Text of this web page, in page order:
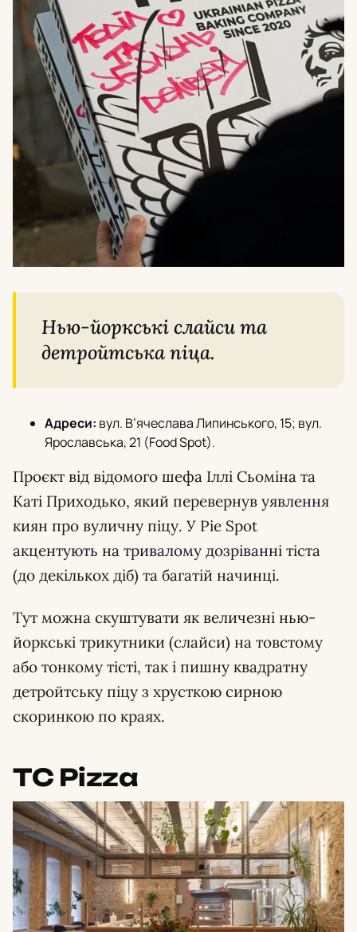
Нью-йоркські слайси та
детройтська піца.
Адреси: вул. В’ячеслава Липинського, 15; вул.
Ярославська, 21 (Food Spot).
Проєкт від відомого шефа Іллі Сьоміна та
Каті Приходько, який перевернув уявлення
киян про вуличну піцу. У Pie Spot
акцентують на тривалому дозріванні тіста
(до декількох діб) та багатій начинці.
Тут можна скуштувати як величезні нью-
йоркські трикутники (слайси) на товстому
або тонкому тісті, так і пишну квадратну
детройтську піцу з хрусткою сирною
скоринкою по краях.
TC Pizza